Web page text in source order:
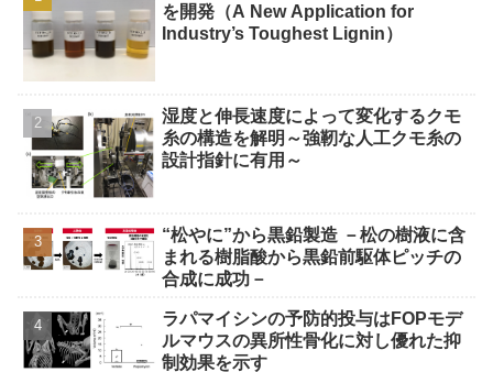
を開発（A New Application for
Industry’s Toughest Lignin）
湿度と伸長速度によって変化するクモ
糸の構造を解明～強靭な人工クモ糸の
設計指針に有用～
“松やに”から黒鉛製造 －松の樹液に含
まれる樹脂酸から黒鉛前駆体ピッチの
合成に成功－
ラパマイシンの予防的投与はFOPモデ
ルマウスの異所性骨化に対し優れた抑
制効果を示す